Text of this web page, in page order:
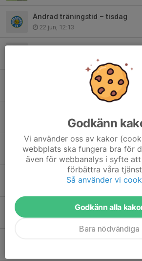
Ändrad träningstid – tisdag
22 jun, 12:13
Träningen inställd torsdag
Hudik Cup - sista dagen
13 jun, 22:16
Hudik Cup är igång
12 jun, 22:23
Hudik Cup 2026 – lagen och
Stark insats trots tunna trupper
6 jun, 16:54
Godkänn
Vi använder oss av kakor
webbplats ska fungera bra för
även för webbanalys i syfte
förbättra våra
Så använder vi
Godkänn alla
Bara nödvändiga